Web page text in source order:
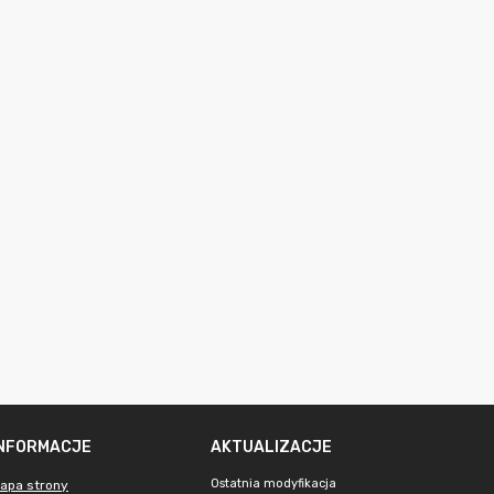
strony
AKTUALIZACJE
Ostatnia modyfikacja